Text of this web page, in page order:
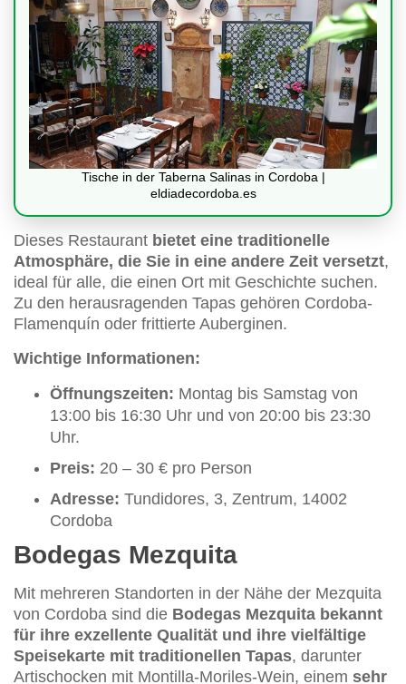
Tische in der Taberna Salinas in Cordoba |
eldiadecordoba.es
Dieses Restaurant bietet eine traditionelle
Atmosphäre, die Sie in eine andere Zeit versetzt,
ideal für alle, die einen Ort mit Geschichte suchen.
Zu den herausragenden Tapas gehören Cordoba-
Flamenquín oder frittierte Auberginen.
Wichtige Informationen:
Öffnungszeiten: Montag bis Samstag von
13:00 bis 16:30 Uhr und von 20:00 bis 23:30
Uhr.
Preis: 20 – 30 € pro Person
Adresse: Tundidores, 3, Zentrum, 14002
Cordoba
Bodegas Mezquita
Mit mehreren Standorten in der Nähe der Mezquita
von Cordoba sind die Bodegas Mezquita bekannt
für ihre exzellente Qualität und ihre vielfältige
Speisekarte mit traditionellen Tapas, darunter
Artischocken mit Montilla-Moriles-Wein, einem sehr